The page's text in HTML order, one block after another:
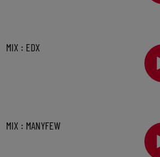
MIX : EDX
MIX : MANYFEW